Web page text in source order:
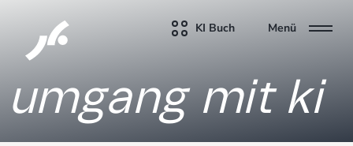
KI Buch Menü
umgang mit ki